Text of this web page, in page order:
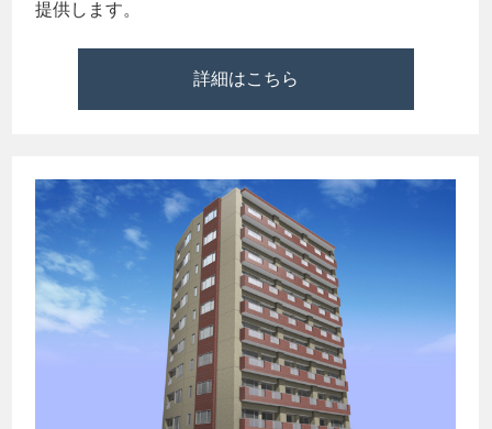
提供します。
詳細はこちら